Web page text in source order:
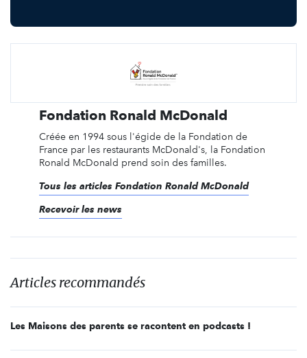
Fondation Ronald McDonald
Créée en 1994 sous l'égide de la Fondation de
France par les restaurants McDonald's, la Fondation
Ronald McDonald prend soin des familles.
Tous les articles Fondation Ronald McDonald
Recevoir les news
Articles recommandés
Les Maisons des parents se racontent en podcasts !